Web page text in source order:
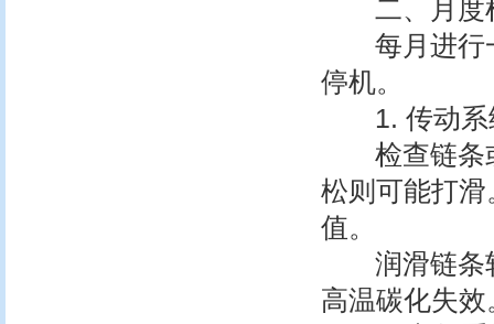
二、月度
每月进行一
停机。
1. 传动系
检查链条或
松则可能打
值。
润滑链条轴
高温碳化失效